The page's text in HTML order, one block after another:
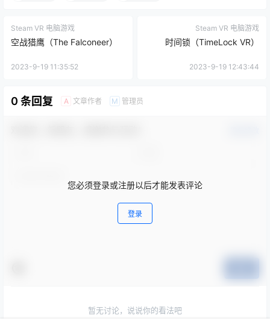
Steam VR 电脑游戏
空战猎鹰（The Falconeer）
2023-9-19 11:35:52
Steam VR 电脑游戏
时间锁（TimeLock VR）
2023-9-19 12:43:44
0 条回复 A 文章作者 M 管理员
您必须登录或注册以后才能发表评论
登录
暂无讨论，说说你的看法吧